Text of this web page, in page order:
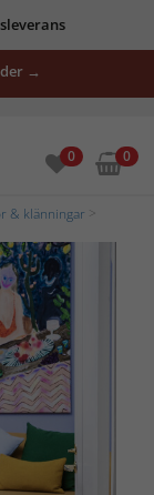
→
0 0
& klänningar